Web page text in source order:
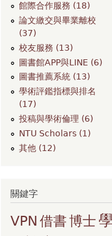
館際合作服務 (18)
論文繳交與畢業離校
(37)
校友服務 (13)
圖書館APP與LINE (6)
圖書推薦系統 (13)
學術評鑑指標與排名
(17)
投稿與學術倫理 (6)
NTU Scholars (1)
其他 (12)
關鍵字
VPN借書博士